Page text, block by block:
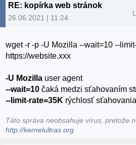
RE: kopírka web stránok
26.06.2021 | 11:24
wget -r -p -U Mozilla --wait=10 --
https://website.xxx
-U Mozilla user agent
--wait=10 čaká medzi sťahovaním
--limit-rate=35K rýchlosť sťahovania
Táto správa neobsahuje vírus, pretože
http://kernelultras.org